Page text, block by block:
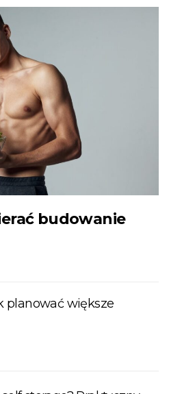
budowanie
planować większe